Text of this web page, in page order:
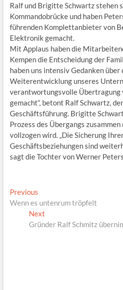
Ralf und Brigitte Schwartz stehen
Kommandobrücke und haben
führenden Komplettanbieter von
Elektronik gemacht.
Mit Applaus haben die
Kempen die Entscheidung der
haben uns intensiv Gedanken
Weiterentwicklung unseres
verantwortungsvolle Übertragung
gemacht“, betont Ralf Schwartz,
Geschäftsführung. Brigitte
Prozess des Übergangs
vollzogen wird. „Die Sicherung
Geschäftsbeziehungen sind
sagt die Tochter von Werner
Beitragsnavigation
PreviousPrevious
post:
Wenn es untenrum tröpfelt
Next
post:
Gründer Ralf Schmitz